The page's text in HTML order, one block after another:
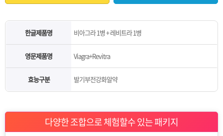
한글제품명 비아그라 1병 + 레비트라 1병
영문제품명 Viagra+Revitra
효능구분 발기부전강화알약
다양한 조합으로 체험할수 있는 패키지